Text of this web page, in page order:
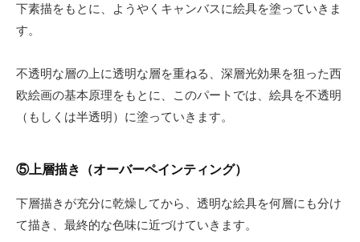
下素描をもとに、ようやくキャンバスに絵具を塗っていきま
す。
不透明な層の上に透明な層を重ねる、深層光効果を狙った西
欧絵画の基本原理をもとに、このパートでは、絵具を不透明
（もしくは半透明）に塗っていきます。
⑤上層描き（オーバーペインティング）
下層描きが充分に乾燥してから、透明な絵具を何層にも分け
て描き、最終的な色味に近づけていきます。